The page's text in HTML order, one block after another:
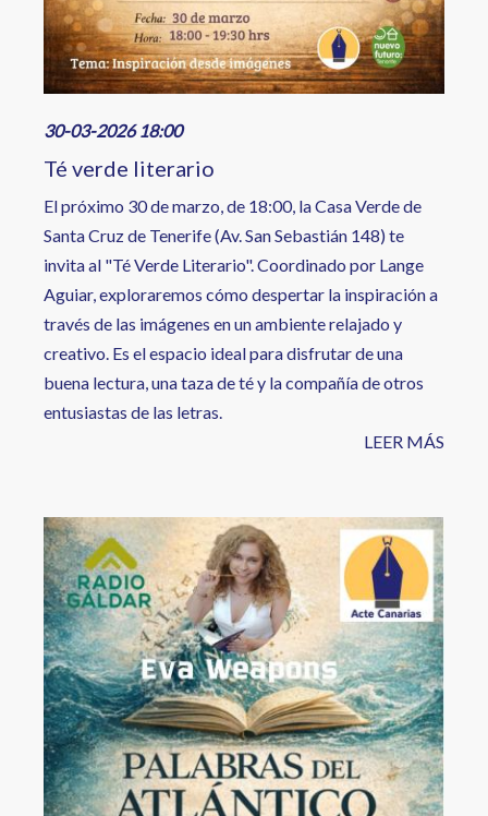
30-03-2026 18:00
Té verde literario
El próximo 30 de marzo, de 18:00, la Casa Verde de
Santa Cruz de Tenerife (Av. San Sebastián 148) te
invita al "Té Verde Literario". Coordinado por Lange
Aguiar, exploraremos cómo despertar la inspiración a
través de las imágenes en un ambiente relajado y
creativo. Es el espacio ideal para disfrutar de una
buena lectura, una taza de té y la compañía de otros
entusiastas de las letras.
LEER MÁS
Image